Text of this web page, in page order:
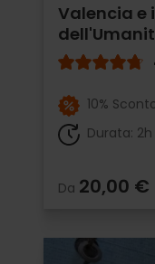
Valencia e
10%
Durata: 2h
Da 20,00 €